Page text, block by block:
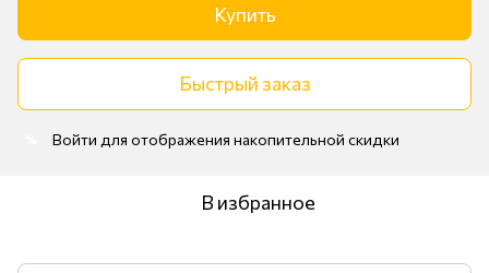
Купить
Быстрый заказ
Войти для отображения накопительной скидки
В избранное